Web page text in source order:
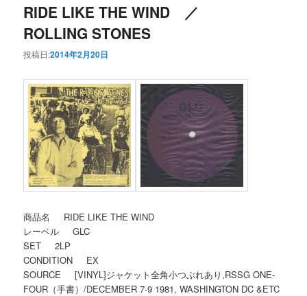
RIDE LIKE THE WIND ／
ROLLING STONES
投稿日:2014年2月20日
商品名 RIDE LIKE THE WIND
レーベル GLC
SET 2LP
CONDITION EX
SOURCE [VINYL]ジャケット全角小つぶれあり,RSSG ONE-
FOUR（手書）/DECEMBER 7-9 1981, WASHINGTON DC &ETC